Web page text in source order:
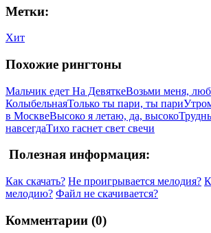
Метки:
Хит
Похожие рингтоны
Мальчик едет На ДевяткеВозьми меня,
КолыбельнаяТолько ты пари, ты пари
в МосквеВысоко я летаю, да, высоко
навсегдаТихо гаснет свет свечи
Полезная информация:
Как скачать? Не проигрывается мелодия?
мелодию? Файл не скачивается?
Комментарии (0)